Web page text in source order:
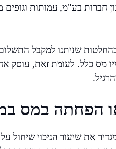
חברות בע"מ, עמותות
שניתנו למקבל
מס כלל. לעומת זאת, עוסק
הפחתה במס
את שיעור הניכוי שיחול